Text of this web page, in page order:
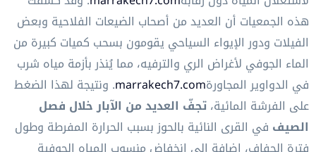
هذه الجمعيات أن العديد من أصحاب الضيعات الفلاحية وبعض
الفيلات ودور الإيواء السياحي يقومون بسحب كميات كبيرة من
الماء الجوفي لأغراض الري والترفيه، مما يُنذر بأزمة مياه شرب
في الدواوير المجاورةmarrakech7.com. ونتيجة لهذا الضغط
على الفرشة المائية،تجفّ العديد من الآبار خلال فصل
الصيف في القرى النائية بالحوز بسبب الحرارة المفرطة وطول